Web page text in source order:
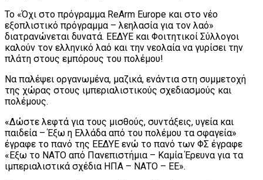
Το «Όχι στο πρόγραμμα ReArm Europe και στο νέο
εξοπλιστικό πρόγραμμα – λεηλασία για τον λαό»
διατρανώνεται δυνατά. ΕΕΔΥΕ και Φοιτητικοί Σύλλογοι
καλούν τον ελληνικό λαό και την νεολαία να γυρίσει την
πλάτη στους εμπόρους του πολέμου!
Να παλέψει οργανωμένα, μαζικά, ενάντια στη συμμετοχή
της χώρας στους ιμπεριαλιστικούς σχεδιασμούς και
πολέμους.
«Δώστε λεφτά για τους μισθούς, συντάξεις, υγεία και
παιδεία – Έξω η Ελλάδα από του πολέμου τα σφαγεία»
έγραφε το πανό της ΕΕΔΥΕ ενώ το πανό των ΦΣ έγραφε
«Εξω το ΝΑΤΟ από Πανεπιστήμια – Καμία Έρευνα για τα
ιμπεριαλιστικά σχέδια ΗΠΑ – ΝΑΤΟ – ΕΕ».